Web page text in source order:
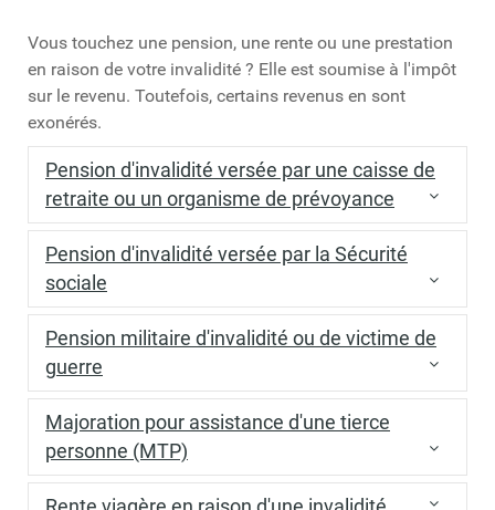
Vous touchez une pension, une rente ou une prestation
en raison de votre invalidité ? Elle est soumise à l'impôt
sur le revenu. Toutefois, certains revenus en sont
exonérés.
Pension d'invalidité versée par une caisse de
retraite ou un organisme de prévoyance
Vous devez déclarer la pension versée par un
organisme de retraite ou de prévoyance dans le
L'administration fiscale applique automatiquement
unabattement
sur le montant total déclaré
des pensions.
Le montant de l'abattement doit se situer dans la
fourchette suivante :
Minimum :422 €par pensionné
Pension d'invalidité versée par la Sécurité
sociale
Vous devez déclarer la pension versée par la
sécurité sociale suite à un accident ou une maladie.
Toutefois, si vous touchez une pension d'invalidité
versée par la Sécurité sociale dont le montant ne
dépasse pas3 566,43 €
par an, elle est exonérée à
condition que vos ressources ne dépassent pas le
montant suivant :
Pension militaire d'invalidité ou de victime de
guerre
Les pensions militaires d'invalidité et les pensions
versées aux victimes civiles de la guerre (y compris
suite à des actes de terrorisme) sont exonérées.
C'est aussi le cas des allocations complémentaires
Majoration pour assistance d'une tierce
personne (MTP)
Lamajoration pour assistance d'une tierce